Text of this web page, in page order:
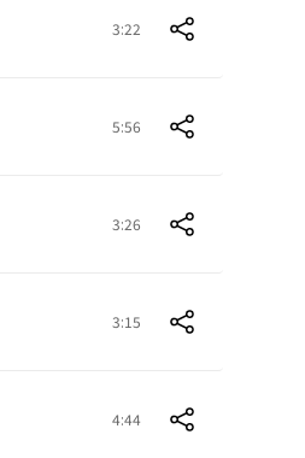
3:22
5:56
3:26
3:15
4:44